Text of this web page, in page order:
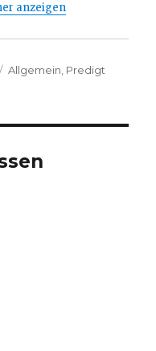
anzeigen
Kategorien
Allgemein Predigt